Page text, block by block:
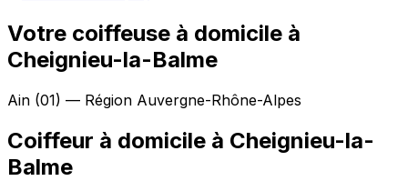
Votre coiffeuse à domicile à
Cheignieu-la-Balme
Ain (01) — Région Auvergne-Rhône-Alpes
Coiffeur à domicile à Cheignieu-la-
Balme